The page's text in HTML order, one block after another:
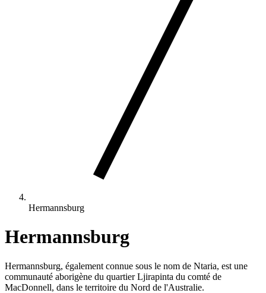
Hermannsburg
Hermannsburg
Hermannsburg, également connue sous le nom de Ntaria, est une
communauté aborigène du quartier Ljirapinta du comté de
MacDonnell, dans le territoire du Nord de l'Australie.